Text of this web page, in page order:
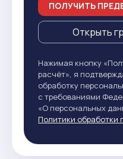
ПОЛУЧИТЬ
Открыть
Нажимая кнопку
расчёт», я
обработку
с требованиями
«О персональных
Политики обработки